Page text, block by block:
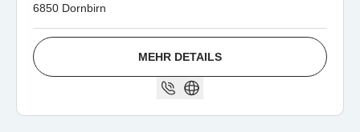
6850 Dornbirn
MEHR DETAILS